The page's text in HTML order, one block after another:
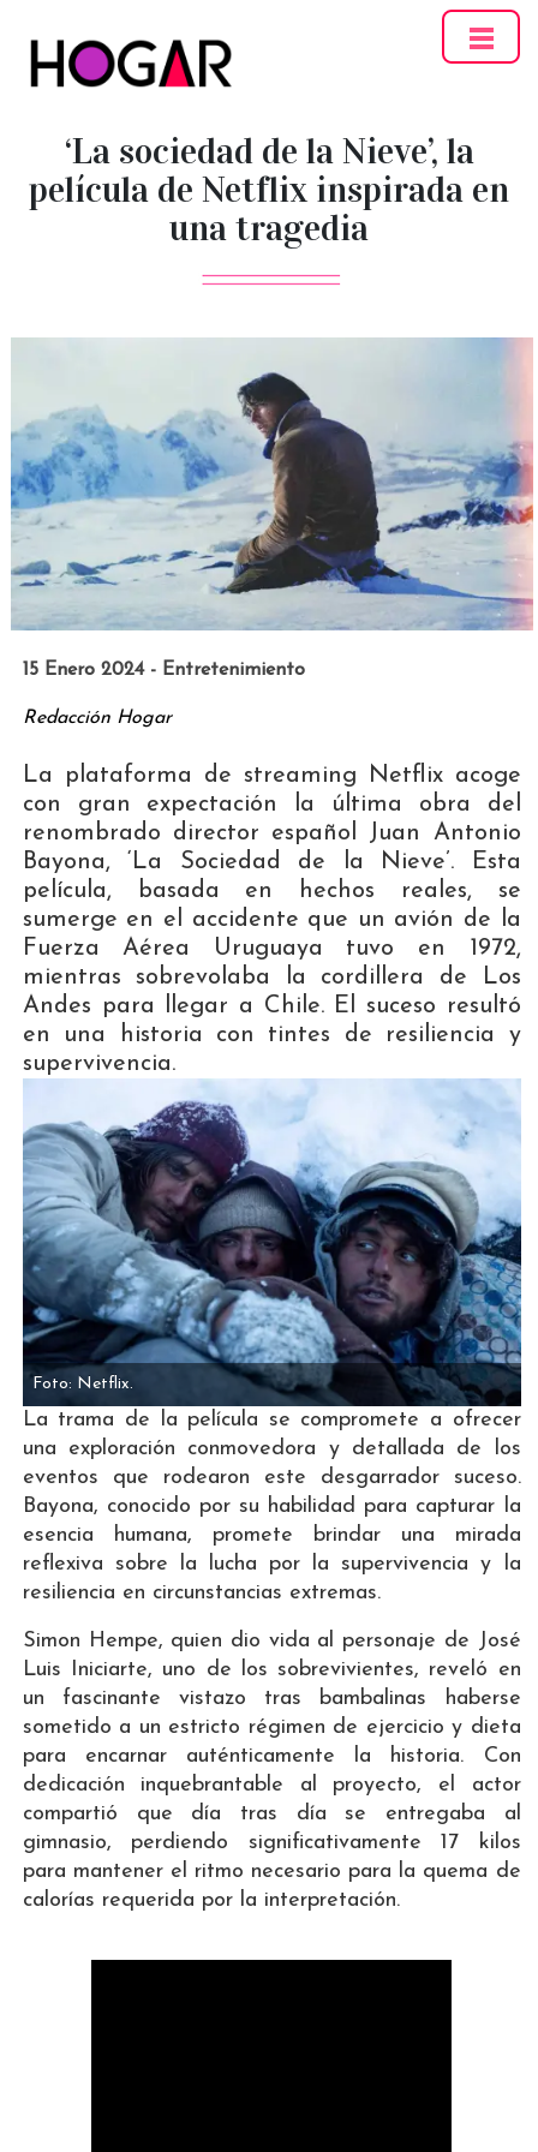
‘La sociedad de la Nieve’, la
película de Netflix inspirada en
una tragedia
15 Enero 2024 - Entretenimiento
Redacción Hogar
La plataforma de streaming Netflix acoge
con gran expectación la última obra del
renombrado director español Juan Antonio
Bayona, ‘La Sociedad de la Nieve’. Esta
película, basada en hechos reales, se
sumerge en el accidente que un avión de la
Fuerza Aérea Uruguaya tuvo en 1972,
mientras sobrevolaba la cordillera de Los
Andes para llegar a Chile. El suceso resultó
en una historia con tintes de resiliencia y
supervivencia.
Foto: Netflix.
La trama de la película se compromete a ofrecer
una exploración conmovedora y detallada de los
eventos que rodearon este desgarrador suceso.
Bayona, conocido por su habilidad para capturar la
esencia humana, promete brindar una mirada
reflexiva sobre la lucha por la supervivencia y la
resiliencia en circunstancias extremas.
Simon Hempe, quien dio vida al personaje de José
Luis Iniciarte, uno de los sobrevivientes, reveló en
un fascinante vistazo tras bambalinas haberse
sometido a un estricto régimen de ejercicio y dieta
para encarnar auténticamente la historia. Con
dedicación inquebrantable al proyecto, el actor
compartió que día tras día se entregaba al
gimnasio, perdiendo significativamente 17 kilos
para mantener el ritmo necesario para la quema de
calorías requerida por la interpretación.